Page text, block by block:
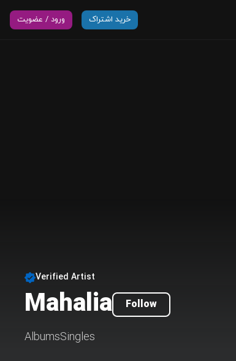
خرید اشتراک ورود / عضویت
Verified Artist
Mahalia Follow
AlbumsSingles